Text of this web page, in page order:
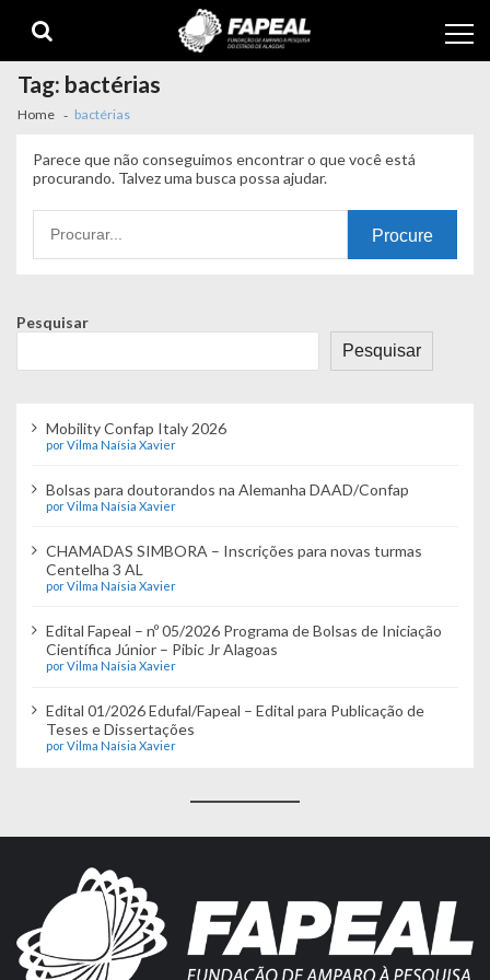
navigation
content
Tag: bactérias
Home bactérias
Parece que não conseguimos encontrar o que você está
procurando. Talvez uma busca possa ajudar.
por:
Pesquisar
Pesquisar
Mobility Confap Italy 2026
por Vilma Naísia Xavier
Bolsas para doutorandos na Alemanha DAAD/Confap
por Vilma Naísia Xavier
CHAMADAS SIMBORA – Inscrições para novas turmas
Centelha 3 AL
por Vilma Naísia Xavier
Edital Fapeal – nº 05/2026 Programa de Bolsas de Iniciação
Científica Júnior – Pibic Jr Alagoas
por Vilma Naísia Xavier
Edital 01/2026 Edufal/Fapeal – Edital para Publicação de
Teses e Dissertações
por Vilma Naísia Xavier